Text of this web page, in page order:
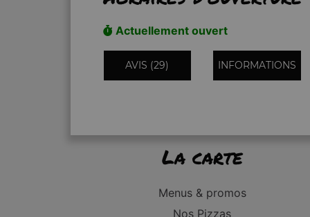
Actuellement ouvert
AVIS (29) INFORMATIONS
La carte
Menus & promos
Nos Pizzas